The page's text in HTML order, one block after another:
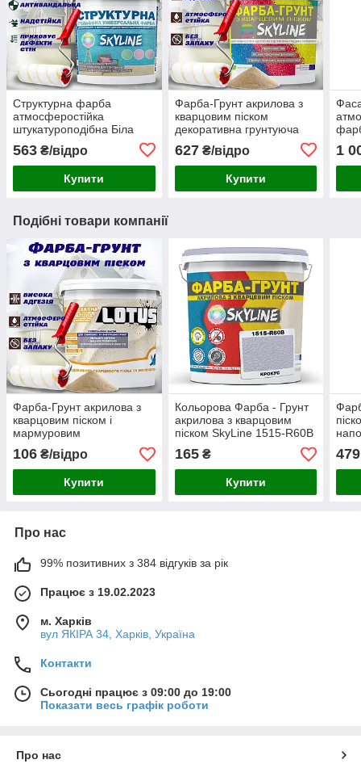
Структурна фарба
атмосферостійка
штукатуроподібна Біла
рельєфу стін і стель
SkyLine 4,8 кг
563 ₴/відро
Купити
Фарба-Грунт акрилова з
кварцовим піском
декоративна грунтуюча
фарб SkyLine 7 кг
627₴/відро
Купити
1
Подібні товари компанії
Фарба-Грунт акрилова з
кварцовим піском і
мармуровим
наповнювачем
декоративна грунтувальна
емаль для структурних
фарб LOTUS 1 л
106 ₴/відро
Купити
Кольорова Фарба - Грунт
акрилова з кварцовим
піском SkyLine 1515-R60B
Крокус 1,4 кг
165₴
Купити
479
Про нас
99% позитивних з 384 відгуків за рік
Працює з 19.02.2023
м. Харків
вул ЯКІРА 34, Харків, Україна
Контакти
Сьогодні працює з 09:00 до 19:00
Показати весь графік роботи
Про нас